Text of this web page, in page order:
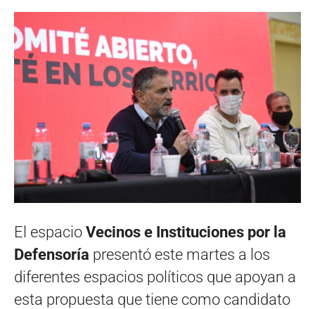
El espacio Vecinos e Instituciones por la
Defensoría presentó este martes a los
diferentes espacios políticos que apoyan a
esta propuesta que tiene como candidato